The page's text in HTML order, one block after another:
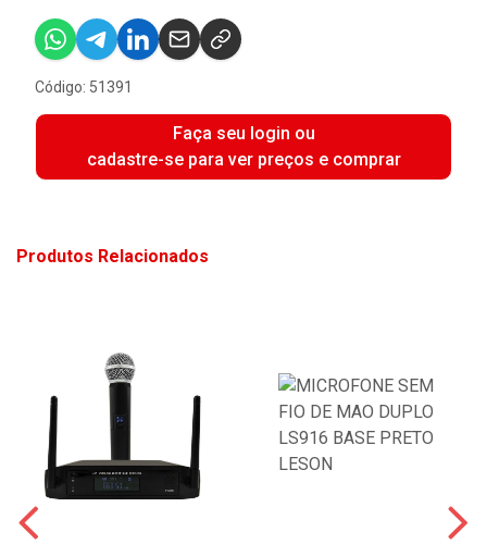
Código: 51391
Faça seu login ou
cadastre-se para ver preços e comprar
Produtos Relacionados